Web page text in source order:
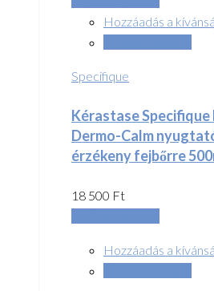
Hozzáadás a
Specifique
Kérastase Specifique
Dermo-Calm
érzékeny fejbőrre
18 500 Ft
Hozzáadás a